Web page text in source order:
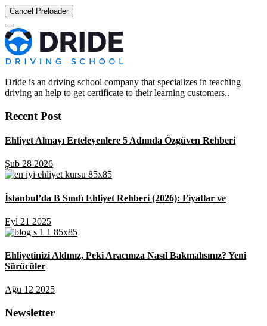
Cancel Preloader
Dride is an driving school company that specializes in teaching
driving an help to get certificate to their learning customers..
Recent Post
Ehliyet Almayı Erteleyenlere 5 Adımda Özgüven Rehberi
Şub 28 2026
İstanbul’da B Sınıfı Ehliyet Rehberi (2026): Fiyatlar ve
Eyl 21 2025
Ehliyetinizi Aldınız, Peki Aracınıza Nasıl Bakmalısınız? Yeni
Sürücüler
Ağu 12 2025
Newsletter